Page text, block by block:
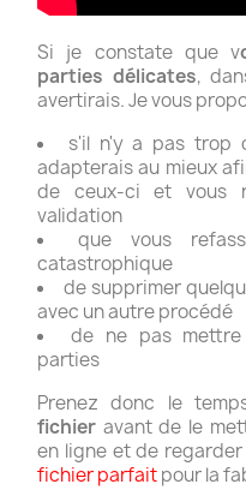
Si je constate que v
parties délicates,
avertirais. Je vous
s'il n'y a pas trop
adapterais au mieux
de ceux-ci et vous
validation
que vous
catastrophique
de supprimer
avec un autre procédé
de ne pas mettre
parties
Prenez donc le
fichier avant de le
en ligne et de
fichier parfaitpour la